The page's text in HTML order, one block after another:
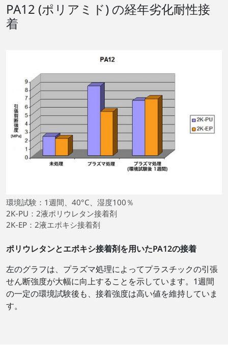
PA12 (ポリアミド) の経年劣化耐性接
着
環境試験：1週間、40°C、湿度100％
2K‐PU：2液ポリウレタン接着剤
2K‐EP：2液エポキシ接着剤
ポリウレタンとエポキシ接着剤を用いたPA12の接着
左のグラフは、プラズマ処理によってプラスチックの引張
せん断強度が大幅に向上することを示しています。1週間
の一定の環境試験後も、接着強度は高い値を維持していま
す。